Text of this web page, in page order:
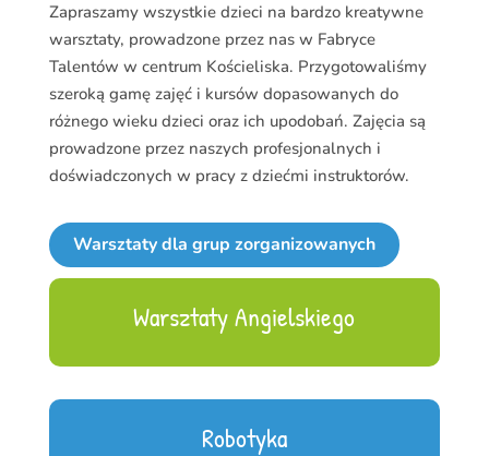
Zapraszamy wszystkie dzieci na bardzo kreatywne
warsztaty, prowadzone przez nas w Fabryce
Talentów w centrum Kościeliska. Przygotowaliśmy
szeroką gamę zajęć i kursów dopasowanych do
różnego wieku dzieci oraz ich upodobań. Zajęcia są
prowadzone przez naszych profesjonalnych i
doświadczonych w pracy z dziećmi instruktorów.
Warsztaty dla grup zorganizowanych
Warsztaty Angielskiego
Robotyka